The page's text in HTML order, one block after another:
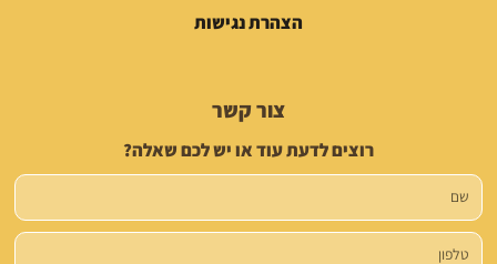
הצהרת נגישות
צור קשר
רוצים לדעת עוד או יש לכם שאלה?
שם
טלפון